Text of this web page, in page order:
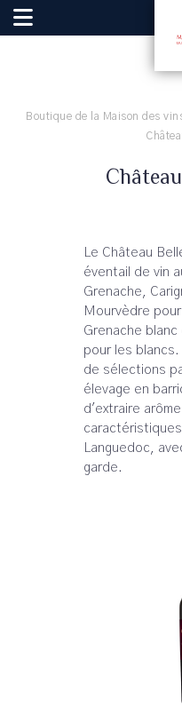
Boutique de la Maison des
Le Château
éventail de vin
Grenache,
Mourvèdre
Grenache
pour les
de sélections
élevage en
d'extraire
Languedoc,
garde.